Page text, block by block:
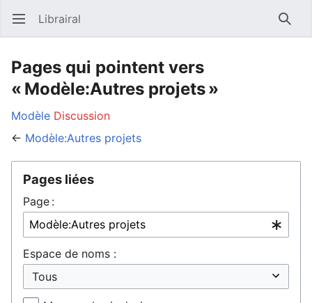
Ouvrir le menu principal Librairal
Pages qui pointent vers
« Modèle:Autres projets »
Modèle Discussion
← Modèle:Autres projets
Pages liées
Page :
Espace de noms :